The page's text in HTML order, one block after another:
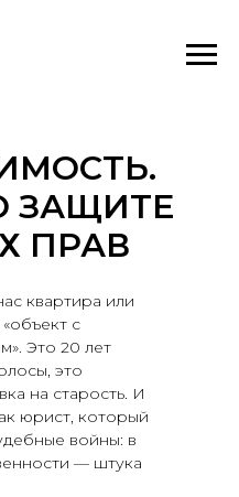
ЗАЩИТЕ
ПРАВ
квартира или
с
Это 20 лет
это
на старость. И
юрист, который
войны: в
— штука